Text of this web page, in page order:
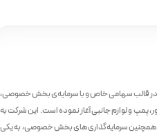
در قالب سهامی خاص و با سرمایه‌ی بخش خصوصی،
پمپ و لوازم جانبی آغاز نموده است. این شرکت به
همچنین سرمایه‌گذاری‌های بخش خصوصی، به یکی